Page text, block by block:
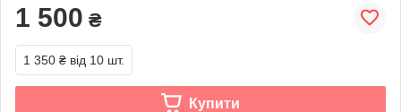
1 500 ₴
1 350 ₴ від 10 шт.
Купити